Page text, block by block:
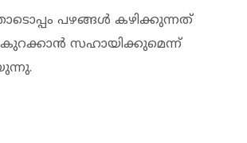
പഴങ്ങൾ കഴിക്കുന്നത്
സഹായിക്കുമെന്ന്